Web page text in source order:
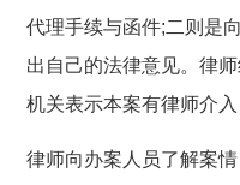
代理手续与函件;二则是
出自己的法律意见。律
机关表示本案有律师介
律师向办案人员了解案